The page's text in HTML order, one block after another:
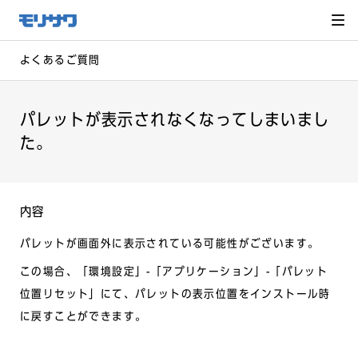
メ
ニュー
飛ばし
へ移動
よくあるご質問
パレットが表示されなくなってしまいまし
た。
内容
パレットが画面外に表示されている可能性がございます。
この場合、「環境設定」-「アプリケーション」-「パレット
位置リセット」にて、パレットの表示位置をインストール時
に戻すことができます。